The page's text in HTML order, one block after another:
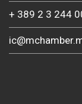
+ 389 2 3 244